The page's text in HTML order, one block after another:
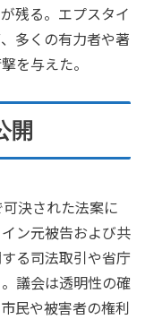
残る。エプスタイ
多くの有力者や著
を与えた。
開
決された法案に
ン元被告および共
る司法取引や省庁
議会は透明性の確
民や被害者の権利